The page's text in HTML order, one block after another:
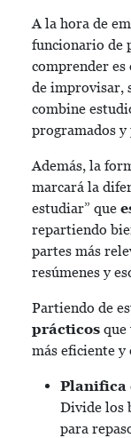
A la hora de
funcionario de
comprender es
de improvisar,
combine
programados
Además, la
marcará la
estudiar” que
repartiendo
partes más
resúmenes y
Partiendo de
prácticos que
más eficiente y
Planifica
Divide los
para